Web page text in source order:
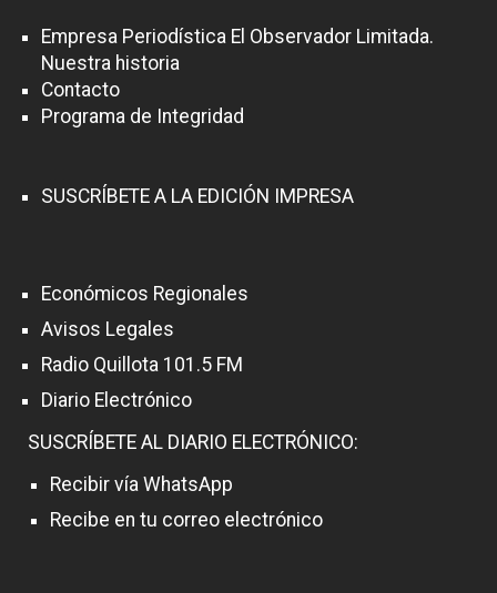
Empresa Periodística El Observador Limitada.
Nuestra historia
Contacto
Programa de Integridad
SUSCRÍBETE A LA EDICIÓN IMPRESA
Económicos Regionales
Avisos Legales
Radio Quillota 101.5 FM
Diario Electrónico
SUSCRÍBETE AL DIARIO ELECTRÓNICO:
Recibir vía WhatsApp
Recibe en tu correo electrónico